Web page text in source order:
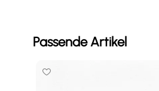
Passende Artikel